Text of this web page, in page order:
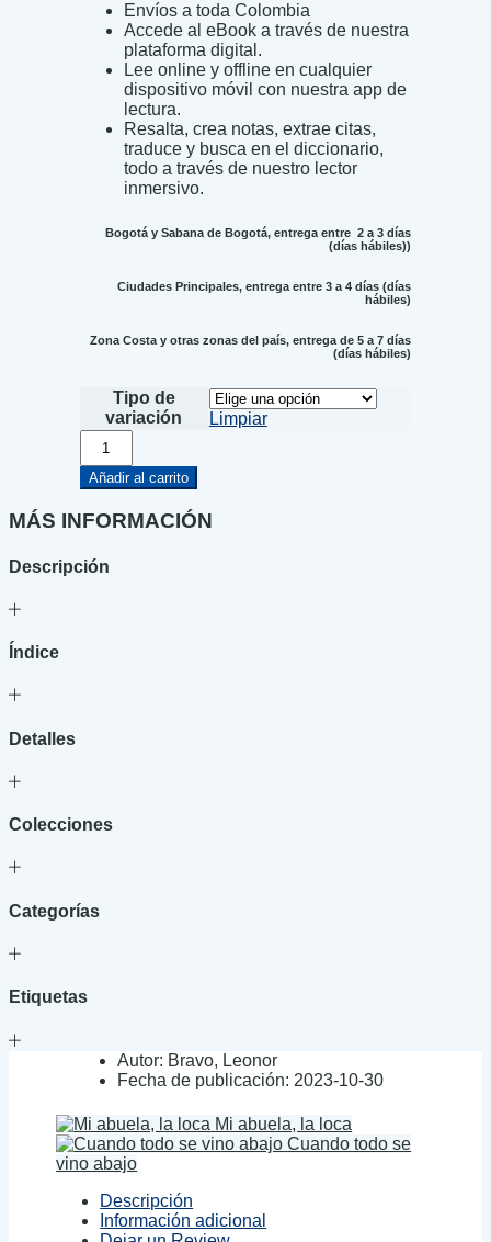
Envíos a toda Colombia
Accede al eBook a través de nuestra
plataforma digital.
Lee online y offline en cualquier
dispositivo móvil con nuestra app de
lectura.
Resalta, crea notas, extrae citas,
traduce y busca en el diccionario,
todo a través de nuestro lector
inmersivo.
Bogotá y Sabana de Bogotá, entrega entre 2 a 3 días
(días hábiles))
Ciudades Principales, entrega entre 3 a 4 días (días
hábiles)
Zona Costa y otras zonas del país, entrega de 5 a 7 días
(días hábiles)
Tipo de
variación
Limpiar
¡Han
raptado
cantidad
Añadir al carrito
MÁS INFORMACIÓN
Descripción
Índice
Detalles
Colecciones
Categorías
Etiquetas
Autor: Bravo, Leonor
Fecha de publicación: 2023-10-30
Mi abuela, la loca
Cuando todo se
vino abajo
Descripción
Información adicional